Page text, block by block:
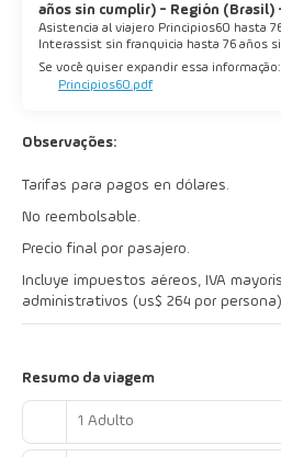
años sin cumplir) - Región (Brasil)
Asistencia al viajero Principios60 hasta
Interassist sin franquicia hasta 76 años
Se você quiser expandir essa informação:
Principios60.pdf
Observações:
Tarifas para pagos en dólares.
No reembolsable.
Precio final por pasajero.
Incluye impuestos aéreos, IVA
administrativos (us$ 264 por persona).
Resumo da viagem
1 Adulto